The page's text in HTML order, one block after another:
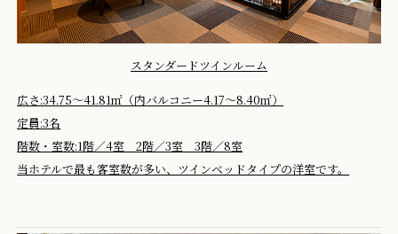
スタンダードツインルーム
広さ:34.75～41.81㎡（内バルコニー4.17～8.40㎡）
定員:3名
階数・室数:1階／4室 2階／3室 3階／8室
当ホテルで最も客室数が多い、ツインベッドタイプの洋室です。